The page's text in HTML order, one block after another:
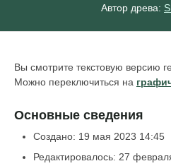
Автор древа:
Вы смотрите текстовую версию
Можно переключиться на
Основные сведения
Создано: 19 мая 2023 14:45
Редактировалось: 27